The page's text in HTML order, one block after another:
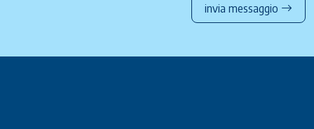
invia messaggio